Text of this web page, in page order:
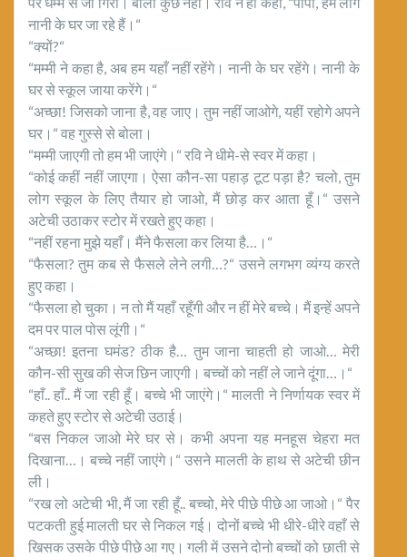
नानी के घर जा रहे हैं।“
“क्यों?“
“मम्मी ने कहा है, अब हम यहाँ नहीं रहेंगे। नानी के घर रहेंगे। नानी के
घर से स्कूल जाया करेंगे।“
“अच्छा! जिसको जाना है, वह जाए। तुम नहीं जाओगे, यहीं रहोगे अपने
घर।“ वह गुस्से से बोला।
“मम्मी जाएगी तो हम भी जाएंगे।“ रवि ने धीमे-से स्वर में कहा।
“कोई कहीं नहीं जाएगा। ऐसा कौन-सा पहाड़ टूट पड़ा है? चलो, तुम
लोग स्कूल के लिए तैयार हो जाओ, मैं छोड़ कर आता हूँ।“ उसने
अटेची उठाकर स्टोर में रखते हुए कहा।
“नहीं रहना मुझे यहाँ। मैंने फैसला कर लिया है…।“
“फैसला? तुम कब से फैसले लेने लगी…?“ उसने लगभग व्यंग्य करते
हुए कहा।
“फैसला हो चुका। न तो मैं यहाँ रहूँगी और न हीं मेरे बच्चे। मैं इन्हें अपने
दम पर पाल पोस लूंगी।“
“अच्छा! इतना घमंड? ठीक है… तुम जाना चाहती हो जाओ… मेरी
कौन-सी सुख की सेज छिन जाएगी। बच्चों को नहीं ले जाने दूंगा…।“
“हाँ.. हाँ.. मैं जा रही हूँ। बच्चे भी जाएंगे।“ मालती ने निर्णायक स्वर में
कहते हुए स्टोर से अटेची उठाई।
“बस निकल जाओ मेरे घर से। कभी अपना यह मनहूस चेहरा मत
दिखाना…। बच्चे नहीं जाएंगे।“ उसने मालती के हाथ से अटेची छीन
ली।
“रख लो अटेची भी, मैं जा रही हूँ.. बच्चो, मेरे पीछे पीछे आ जाओ।“ पैर
पटकती हुई मालती घर से निकल गई। दोनों बच्चे भी धीरे-धीरे वहाँ से
खिसक उसके पीछे पीछे आ गए। गली में उसने दोनो बच्चों को छाती से